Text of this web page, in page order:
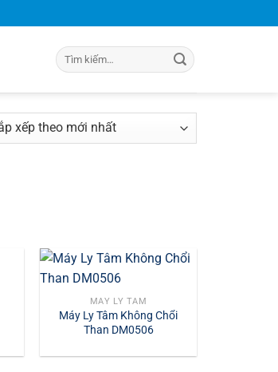
Tìm
kiếm:
MÁY LY TÂM
Máy Ly Tâm Không Chổi
Than DM0506